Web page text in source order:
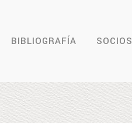
BIBLIOGRAFÍA SOCIOS